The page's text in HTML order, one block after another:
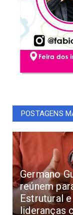
POSTAGENS
Germano
reúnem
Estrutural
lideranças